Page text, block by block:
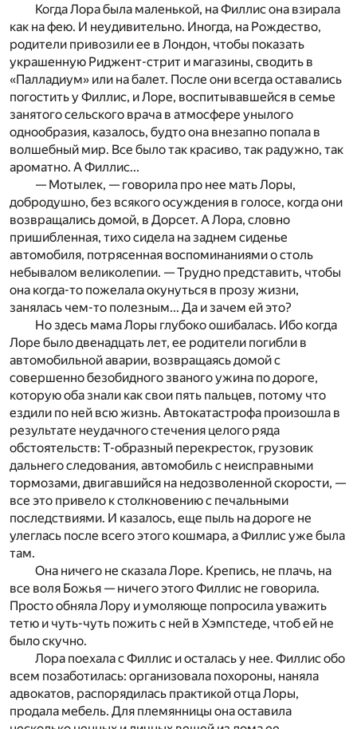
Когда Лора была маленькой, на Филлис она взирала
как на фею. И неудивительно. Иногда, на Рождество,
родители привозили ее в Лондон, чтобы показать
украшенную Риджент-стрит и магазины, сводить в
«Палладиум» или на балет. После они всегда оставались
погостить у Филлис, и Лоре, воспитывавшейся в семье
занятого сельского врача в атмосфере унылого
однообразия, казалось, будто она внезапно попала в
волшебный мир. Все было так красиво, так радужно, так
ароматно. А Филлис...
— Мотылек, — говорила про нее мать Лоры,
добродушно, без всякого осуждения в голосе, когда они
возвращались домой, в Дорсет. А Лора, словно
пришибленная, тихо сидела на заднем сиденье
автомобиля, потрясенная воспоминаниями о столь
небывалом великолепии. — Трудно представить, чтобы
она когда-то пожелала окунуться в прозу жизни,
занялась чем-то полезным... Да и зачем ей это?
Но здесь мама Лоры глубоко ошибалась. Ибо когда
Лоре было двенадцать лет, ее родители погибли в
автомобильной аварии, возвращаясь домой с
совершенно безобидного званого ужина по дороге,
которую оба знали как свои пять пальцев, потому что
ездили по ней всю жизнь. Автокатастрофа произошла в
результате неудачного стечения целого ряда
обстоятельств: Т-образный перекресток, грузовик
дальнего следования, автомобиль с неисправными
тормозами, двигавшийся на недозволенной скорости, —
все это привело к столкновению с печальными
последствиями. И казалось, еще пыль на дороге не
улеглась после всего этого кошмара, а Филлис уже была
там.
Она ничего не сказала Лоре. Крепись, не плачь, на
все воля Божья — ничего этого Филлис не говорила.
Просто обняла Лору и умоляюще попросила уважить
тетю и чуть-чуть пожить с ней в Хэмпстеде, чтоб ей не
было скучно.
Лора поехала с Филлис и осталась у нее. Филлис обо
всем позаботилась: организовала похороны, наняла
адвокатов, распорядилась практикой отца Лоры,
продала мебель. Для племянницы она оставила